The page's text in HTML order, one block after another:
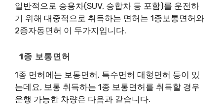
일반적으로 승용차(SUV, 승합차 등 포함)를 운전하
기 위해 대중적으로 취득하는 면허는 1종보통면허와
2종자동면허 이 두가지입니다.
1종 보통면허
1종 면허에는 보통면허, 특수면허 대형면허 등이 있
는데요, 보통 취득하는 1종 보통면허를 취득할 경우
운행 가능한 차량은 다음과 같습니다.